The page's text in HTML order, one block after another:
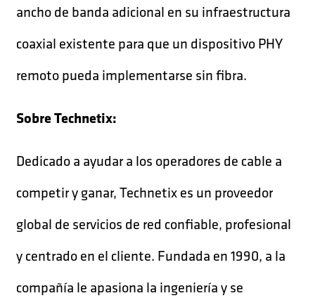
ancho de banda adicional en su infraestructura
coaxial existente para que un dispositivo PHY
remoto pueda implementarse sin fibra.
Sobre Technetix:
Dedicado a ayudar a los operadores de cable a
competir y ganar, Technetix es un proveedor
global de servicios de red confiable, profesional
y centrado en el cliente. Fundada en 1990, a la
compañía le apasiona la ingeniería y se